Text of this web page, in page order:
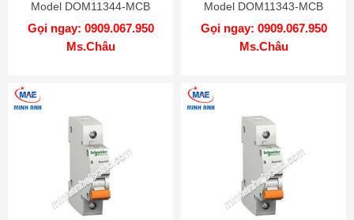
Model DOM11344-MCB
Gọi ngay: 0909.067.950
Ms.Châu
Model DOM11343-MCB
Gọi ngay: 0909.067.950
Ms.Châu